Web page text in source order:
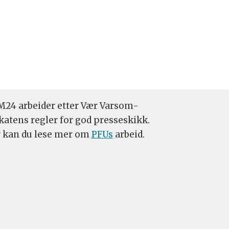
arbeider etter Vær Varsom-
regler for god presseskikk.
kan du lese mer omPFUs arbeid.